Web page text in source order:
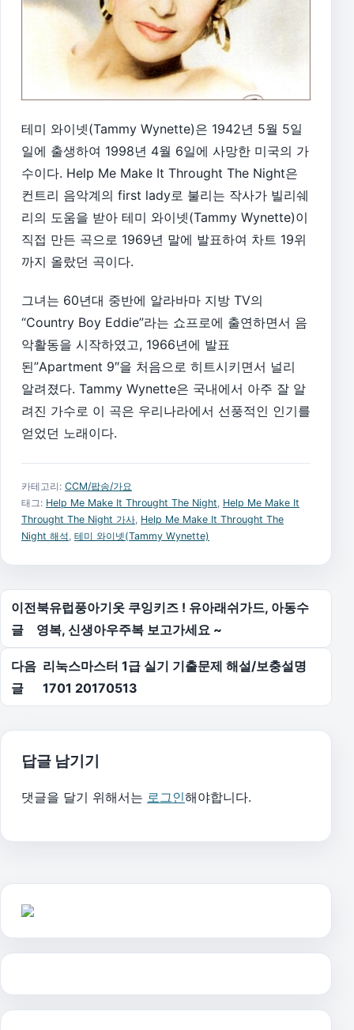
테미 와이넷(Tammy Wynette)은 1942년 5월 5일
일에 출생하여 1998년 4월 6일에 사망한 미국의 가
수이다. Help Me Make It Throught The Night은
컨트리 음악계의 first lady로 불리는 작사가 빌리쉐
리의 도움을 받아 테미 와이넷(Tammy Wynette)이
직접 만든 곡으로 1969년 말에 발표하여 차트 19위
까지 올랐던 곡이다.
그녀는 60년대 중반에 알라바마 지방 TV의
“Country Boy Eddie”라는 쇼프로에 출연하면서 음
악활동을 시작하였고, 1966년에 발표
된”Apartment 9″을 처음으로 히트시키면서 널리
알려졌다. Tammy Wynette은 국내에서 아주 잘 알
려진 가수로 이 곡은 우리나라에서 선풍적인 인기를
얻었던 노래이다.
카테고리: CCM/팝송/가요
태그: Help Me Make It Throught The Night, Help Me Make It
Throught The Night 가사, Help Me Make It Throught The
Night 해석, 테미 와이넷(Tammy Wynette)
글 탐색
이전
글
북유럽풍아기옷 쿠잉키즈 ! 유아래쉬가드, 아동수
영복, 신생아우주복 보고가세요 ~
다음
글
리눅스마스터 1급 실기 기출문제 해설/보충설명
1701 20170513
답글 남기기
댓글을 달기 위해서는 로그인해야합니다.